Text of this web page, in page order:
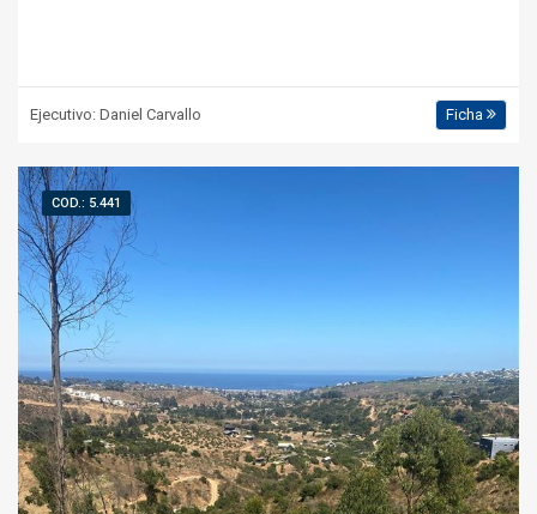
Ejecutivo: Daniel Carvallo Ficha
COD.: 5.441